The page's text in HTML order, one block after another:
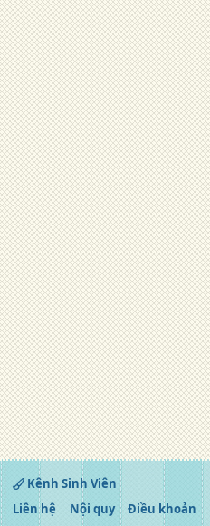
Kênh Sinh Viên
Liên hệ
Nội quy Điều khoản